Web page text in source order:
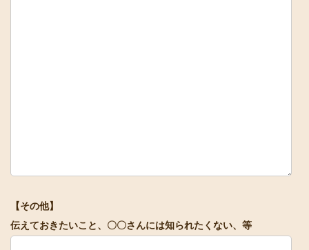
【その他】
伝えておきたいこと、〇〇さんには知られたくない、等